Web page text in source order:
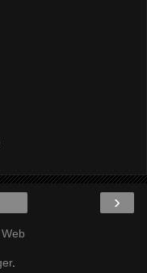
›
.